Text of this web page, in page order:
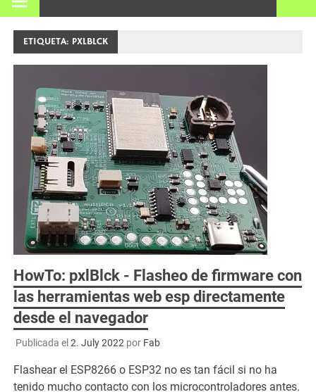
3D y
ETIQUETA: PXLBLCK
HowTo: pxlBlck - Flasheo de firmware con
las herramientas web esp directamente
desde el navegador
Publicada el 2. July 2022 por Fab
Flashear el ESP8266 o ESP32 no es tan fácil si no ha
tenido mucho contacto con los microcontroladores antes.